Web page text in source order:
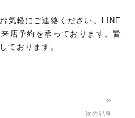
気軽にご連絡ください。LINE
店予約を承っております。皆
ております。
»
次の記事